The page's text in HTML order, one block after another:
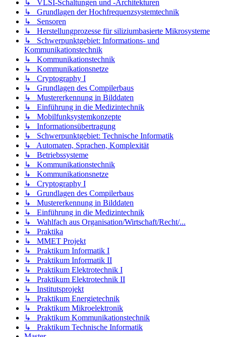
↳ VLSI-Schaltungen und -Architekturen
↳ Grundlagen der Hochfrequenzsystemtechnik
↳ Sensoren
↳ Herstellungprozesse für siliziumbasierte Mikrosysteme
↳ Schwerpunktgebiet: Informations- und
Kommunikationstechnik
↳ Kommunikationstechnik
↳ Kommunikationsnetze
↳ Cryptography I
↳ Grundlagen des Compilerbaus
↳ Mustererkennung in Bilddaten
↳ Einführung in die Medizintechnik
↳ Mobilfunksystemkonzepte
↳ Informationsübertragung
↳ Schwerpunktgebiet: Technische Informatik
↳ Automaten, Sprachen, Komplexität
↳ Betriebssysteme
↳ Kommunikationstechnik
↳ Kommunikationsnetze
↳ Cryptography I
↳ Grundlagen des Compilerbaus
↳ Mustererkennung in Bilddaten
↳ Einführung in die Medizintechnik
↳ Wahlfach aus Organisation/Wirtschaft/Recht/...
↳ Praktika
↳ MMET Projekt
↳ Praktikum Informatik I
↳ Praktikum Informatik II
↳ Praktikum Elektrotechnik I
↳ Praktikum Elektrotechnik II
↳ Institutsprojekt
↳ Praktikum Energietechnik
↳ Praktikum Mikroelektronik
↳ Praktikum Kommunikationstechnik
↳ Praktikum Technische Informatik